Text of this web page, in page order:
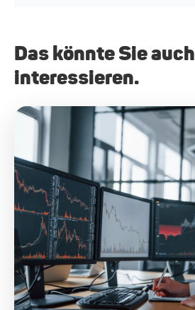
Das könnte Sie auch
interessieren.